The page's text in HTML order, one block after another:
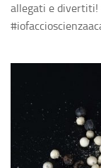
allegati e divertiti!